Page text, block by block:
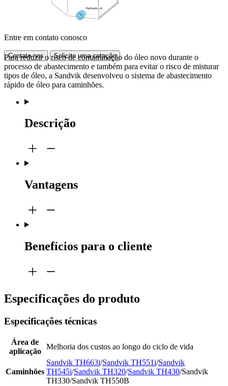
Entre em contato conosco
Contate-nos Solicite uma cotação
Para reduzir o risco de contaminação do óleo novo durante o
processo de abastecimento e também para evitar o risco de misturar
tipos de óleo, a Sandvik desenvolveu o sistema de abastecimento
rápido de óleo para caminhões.
Descrição
Vantagens
Benefícios para o cliente
Especificações do produto
Especificações técnicas
Área de
aplicação
Melhoria dos custos ao longo do ciclo de vida
Caminhões
Sandvik TH663i/Sandvik TH551i/Sandvik
TH545i/Sandvik TH320/Sandvik TH430/Sandvik
TH330/Sandvik TH550B